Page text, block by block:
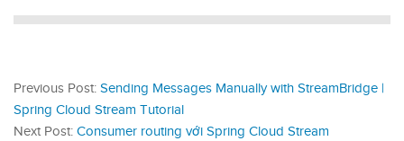
Previous Post: Sending Messages Manually with StreamBridge |
Spring Cloud Stream Tutorial
Next Post: Consumer routing với Spring Cloud Stream